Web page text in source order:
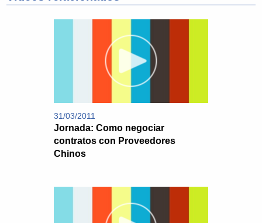
31/03/2011
Jornada: Como negociar
contratos con Proveedores
Chinos